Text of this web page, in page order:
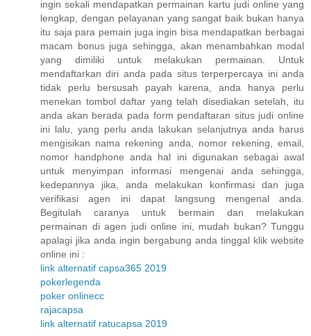
ingin sekali mendapatkan permainan kartu judi online yang
lengkap, dengan pelayanan yang sangat baik bukan hanya
itu saja para pemain juga ingin bisa mendapatkan berbagai
macam bonus juga sehingga, akan menambahkan modal
yang dimiliki untuk melakukan permainan. Untuk
mendaftarkan diri anda pada situs terperpercaya ini anda
tidak perlu bersusah payah karena, anda hanya perlu
menekan tombol daftar yang telah disediakan setelah, itu
anda akan berada pada form pendaftaran situs judi online
ini lalu, yang perlu anda lakukan selanjutnya anda harus
mengisikan nama rekening anda, nomor rekening, email,
nomor handphone anda hal ini digunakan sebagai awal
untuk menyimpan informasi mengenai anda sehingga,
kedepannya jika, anda melakukan konfirmasi dan juga
verifikasi agen ini dapat langsung mengenal anda.
Begitulah caranya untuk bermain dan melakukan
permainan di agen judi online ini, mudah bukan? Tunggu
apalagi jika anda ingin bergabung anda tinggal klik website
online ini :
link alternatif capsa365 2019
pokerlegenda
poker onlinecc
rajacapsa
link alternatif ratucapsa 2019